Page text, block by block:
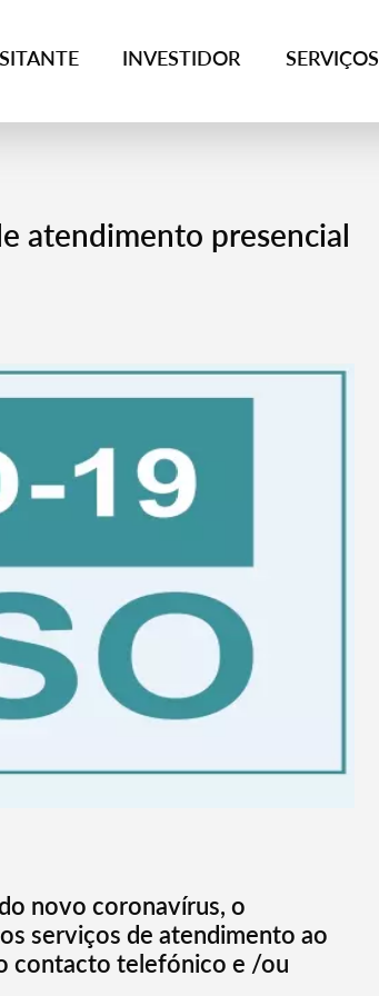
INVESTIDOR SERVIÇOS
atendimento presencial
novo coronavírus, o
serviços de atendimento ao
contacto telefónico e /ou